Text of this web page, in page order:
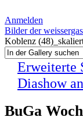
Anmelden
Bilder der
Koblenz
Erweiterte
Diashow
BuGa